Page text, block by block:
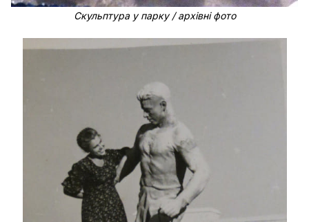
Скульптура у парку / архівні фото